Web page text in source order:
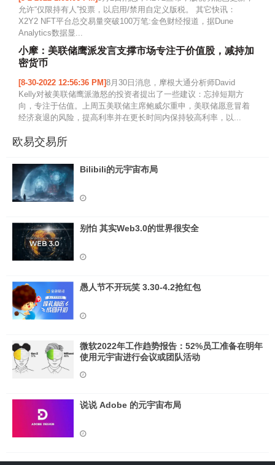
允许“仅限持有人”投票，以启用/禁用自定义版税。 其它快讯：
X2Y2 NFT平台总交易量突破100万笔:金色财经报道，据Dune
Analytics数据显...
小摩：美联储鹰派发言支撑市场专注于价值股，减持加
密货币
[8-30-2022 12:56:36 PM]8月30日消息，摩根大通分析师David
Kelly对被美联储鹰派激怒的投资者提出了一些建议：忘掉短期方
向，专注于估值。上周五美联储主席鲍威尔重申，美联储愿意冒着
经济衰退的风险，提高利率并在更长时间内保持较高利率，以...
欧易交易所
Bilibili的元宇宙布局
别怕 其实Web3.0的世界很安全
愚人节不开玩笑 3.30-4.2抢红包
微软2022年工作趋势报告：52%员工准备在明年
使用元宇宙进行会议或团队活动
说说 Adob​​e 的元宇宙布局